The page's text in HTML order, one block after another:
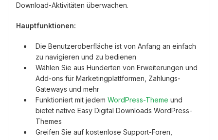
Download-Aktivitäten überwachen.
Hauptfunktionen:
Die Benutzeroberfläche ist von Anfang an einfach
zu navigieren und zu bedienen
Wählen Sie aus Hunderten von Erweiterungen und
Add-ons für Marketingplattformen, Zahlungs-
Gateways und mehr
Funktioniert mit jedem WordPress-Theme und
bietet native Easy Digital Downloads WordPress-
Themes
Greifen Sie auf kostenlose Support-Foren,